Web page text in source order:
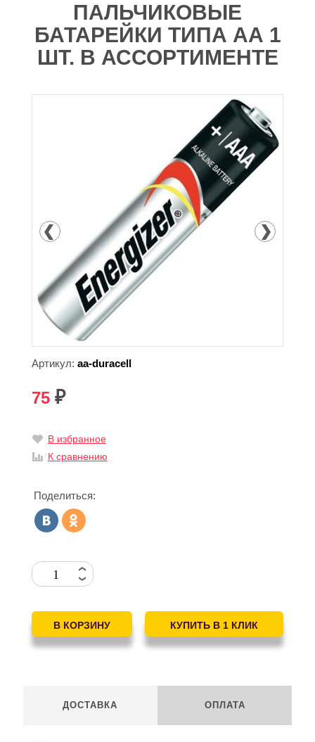
ПАЛЬЧИКОВЫЕ
БАТАРЕЙКИ ТИПА АА 1
ШТ. В АССОРТИМЕНТЕ
Артикул: aa-duracell
75 ₽
В избранное
К сравнению
Поделиться:
ДОСТАВКА ОПЛАТА